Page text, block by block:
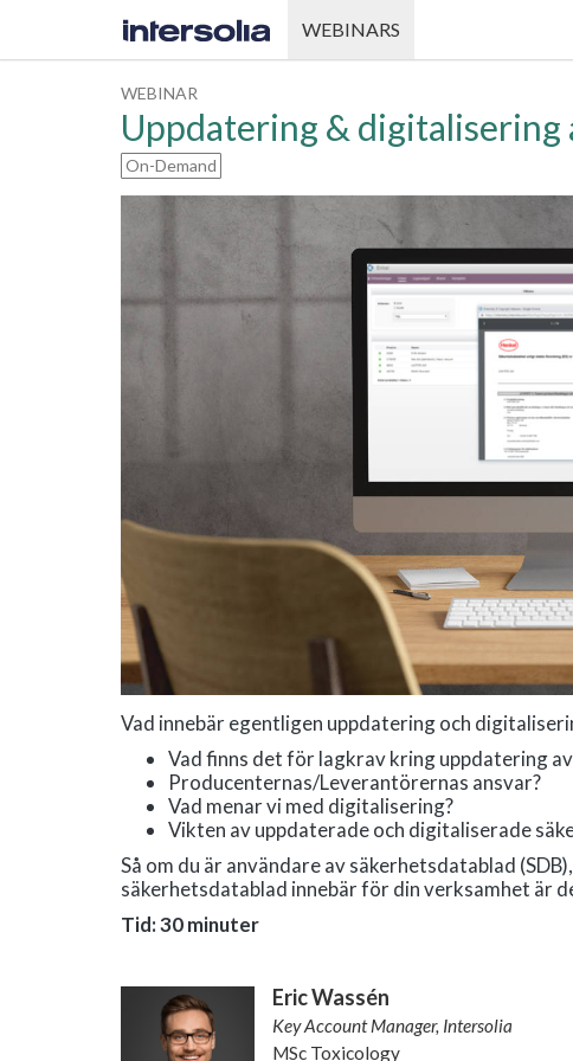
WEBINARS
WEBINAR
Uppdatering & digitalisering
On-Demand
Vad innebär egentligen uppdatering och
Vad finns det för lagkrav kring uppdatering av
Producenternas/Leverantörernas ansvar?
Vad menar vi med digitalisering?
Vikten av uppdaterade och digitaliserade
Så om du är användare av säkerhetsdatablad
säkerhetsdatablad innebär för din verksamhet är
Tid: 30 minuter
Eric Wassén
Key Account Manager, Intersolia
MSc Toxicology